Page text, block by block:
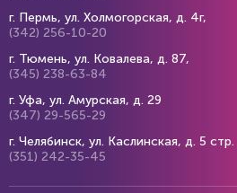
г. Пермь, ул. Холмогорская, д. 4г,
(342) 256-10-20
г. Тюмень, ул. Ковалева, д. 87,
(345) 238-63-84
г. Уфа, ул. Амурская, д. 29
(347) 29-565-29
г. Челябинск, ул. Каслинская, д. 5 стр.
(351) 242-35-45